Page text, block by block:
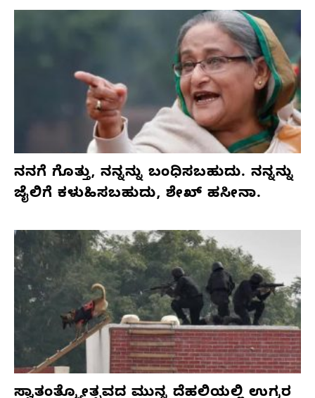
ನನಗೆ ಗೊತ್ತು, ನನ್ನನ್ನು ಬಂಧಿಸಬಹುದು. ನನ್ನನ್ನು
ಜೈಲಿಗೆ ಕಳುಹಿಸಬಹುದು, ಶೇಖ್ ಹಸೀನಾ.
ಸ್ವಾತಂತ್ರ್ಯೋತ್ಸವದ ಮುನ್ನ ದೆಹಲಿಯಲ್ಲಿ ಉಗ್ರರ